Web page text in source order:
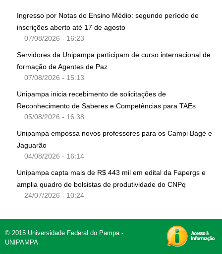
Ingresso por Notas do Ensino Médio: segundo período de
inscrições aberto até 17 de agosto
07/08/2026 - 16:23
Servidores da Unipampa participam de curso internacional de
formação de Agentes de Paz
07/08/2026 - 15:13
Unipampa inicia recebimento de solicitações de
Reconhecimento de Saberes e Competências para TAEs
05/08/2026 - 16:38
Unipampa empossa novos professores para os Campi Bagé e
Jaguarão
04/08/2026 - 16:14
Unipampa capta mais de R$ 443 mil em edital da Fapergs e
amplia quadro de bolsistas de produtividade do CNPq
24/07/2026 - 10:24
© 2015 Universidade Federal do Pampa -
UNIPAMPA